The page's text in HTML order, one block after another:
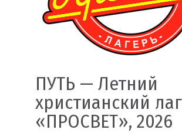
ПУТЬ — Летний
христианский
«ПРОСВЕТ», 2026